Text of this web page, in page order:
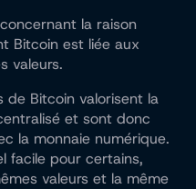
la raison
Bitcoin est liée aux
valeurs.
de Bitcoin valorisent la
et sont donc
la monnaie numérique.
facile pour certains,
valeurs et la même